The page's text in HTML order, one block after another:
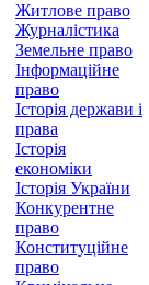
Житлове право
Журналістика
Земельне право
Інформаційне
право
Історія держави і
права
Історія
економіки
Історія України
Конкурентне
право
Конституційне
право